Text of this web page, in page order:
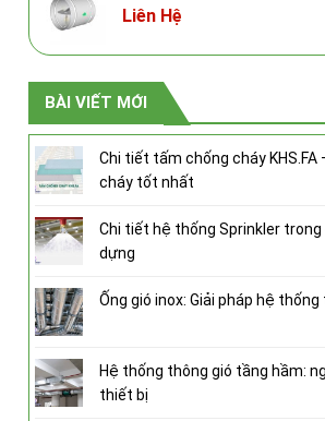
Liên Hệ
BÀI VIẾT MỚI
Chi tiết tấm chống cháy KHS.FA
cháy tốt nhất
Chi tiết hệ thống Sprinkler
dựng
Ống gió inox: Giải pháp hệ
Hệ thống thông gió tầng hầm:
thiết bị